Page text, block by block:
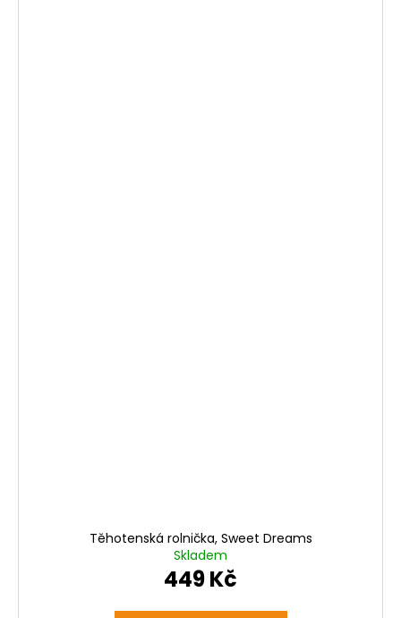
Těhotenská rolnička, Sweet Dreams
Skladem
449 Kč